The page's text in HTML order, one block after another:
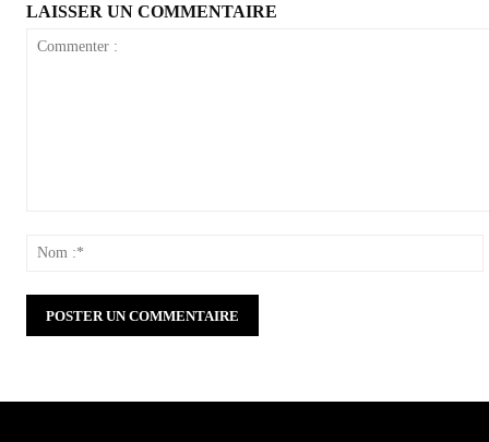
LAISSER UN COMMENTAIRE